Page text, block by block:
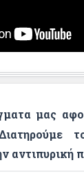
μας
αντιπυρική